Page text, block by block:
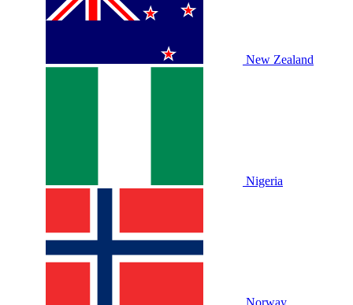
New Zealand
Nigeria
Norway